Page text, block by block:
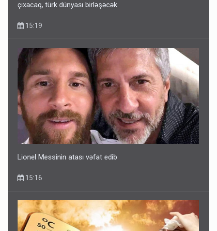
çıxacaq, türk dünyası birləşəcək
15:19
Lionel Messinin atası vəfat edib
15:16